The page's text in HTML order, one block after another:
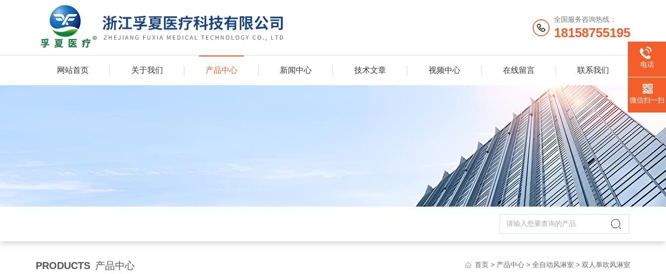
全国服务咨询热线：
18158755195
网站首页 关于我们 产品中心 新闻中心 技术文章 视频中心 在线留言 联系我们
PRODUCTS 产品中心 首页 > 产品中心 > 全自动风淋室 > 双人单吹风淋室
电话
微信扫一扫